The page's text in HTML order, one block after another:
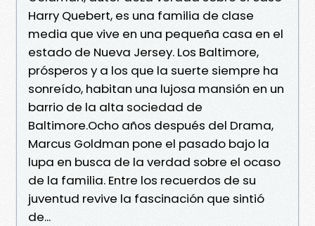
Harry Quebert, es una familia de clase
media que vive en una pequeña casa en el
estado de Nueva Jersey. Los Baltimore,
prósperos y a los que la suerte siempre ha
sonreído, habitan una lujosa mansión en un
barrio de la alta sociedad de
Baltimore.Ocho años después del Drama,
Marcus Goldman pone el pasado bajo la
lupa en busca de la verdad sobre el ocaso
de la familia. Entre los recuerdos de su
juventud revive la fascinación que sintió
de...